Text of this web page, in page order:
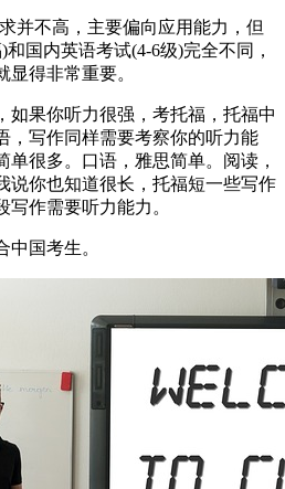
并不高，主要偏向应用能力，但
国内英语考试(4-6级)完全不同，
显得非常重要。
如果你听力很强，考托福，托福中
，写作同样需要考察你的听力能
单很多。口语，雅思简单。阅读，
说你也知道很长，托福短一些写作
作需要听力能力。
国考生。